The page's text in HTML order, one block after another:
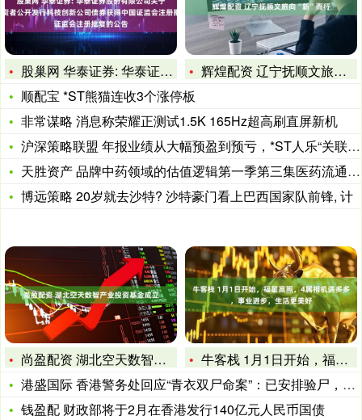
股巢网 华泰证券: 华泰证券股份有限公司关于向专业投资者公开
辉煌配资 辽宁抚顺文旅向“新”而行
顺配宝 *ST熊猫连收3个涨停板
非常谋略 消息称荣耀正测试1.5K 165Hz超高刷直屏新机
沪深策略联盟 年报业绩从大幅预盈到预亏，*ST人乐“关联交易
天胜资产 品牌中药领域的估值逻辑第一季第三集医药流通业务增速
博远策略 20岁就去沙特? 沙特豪门看上巴西国家队前锋, 计
尚盈配资 湖北空天数智产业投资基金成立
牛客栈 1月1日开始，福星高照，4属相机遇多多，事业进步，生
港盛国际 香港警务处回应“青衣双尸命案”：已安排验尸，重案组
钱盈配 财政部将于2月在香港发行140亿元人民币国债